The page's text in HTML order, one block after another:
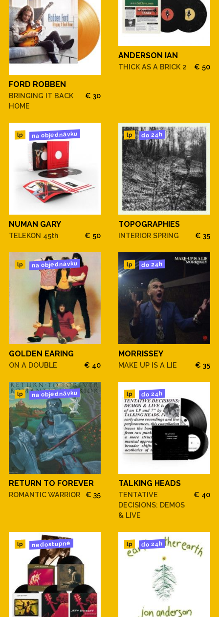
FORD ROBBEN
BRINGING IT BACK
HOME
€ 30
ANDERSON IAN
THICK AS A BRICK 2 € 50
lp na objednávku
NUMAN GARY
TELEKON 45th € 50
lp do 24h
TOPOGRAPHIES
INTERIOR SPRING € 35
lp na objednávku
GOLDEN EARING
ON A DOUBLE € 40
lp do 24h
MORRISSEY
MAKE UP IS A LIE € 35
lp na objednávku
RETURN TO FOREVER
ROMANTIC WARRIOR € 35
lp do 24h
TALKING HEADS
TENTATIVE
DECISIONS: DEMOS
& LIVE
€ 40
lp nedostupné lp do 24h